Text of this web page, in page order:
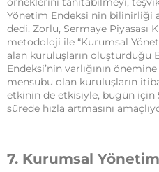
Yönetim Endeksi nin bilinirliği
dedi. Zorlu, Sermaye Piyasası
metodoloji ile “Kurumsal
alan kuruluşların oluşturduğu
Endeksi’nin varlığının
mensubu olan kuruluşların
etkinin de etkisiyle, bugün için
sürede hızla artmasını
7. Kurumsal